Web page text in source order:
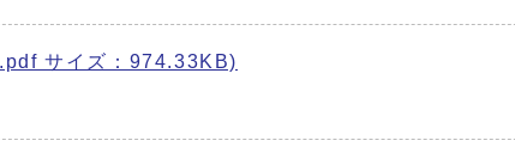
サイズ：974.33KB)